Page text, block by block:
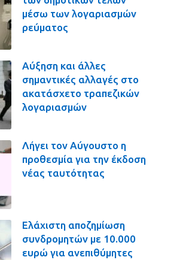
μέσω των λογαριασμών
ρεύματος
Αύξηση και άλλες
σημαντικές αλλαγές στο
ακατάσχετο τραπεζικών
λογαριασμών
Λήγει τον Αύγουστο η
προθεσμία για την έκδοση
νέας ταυτότητας
Ελάχιστη αποζημίωση
συνδρομητών με 10.000
ευρώ για ανεπιθύμητες